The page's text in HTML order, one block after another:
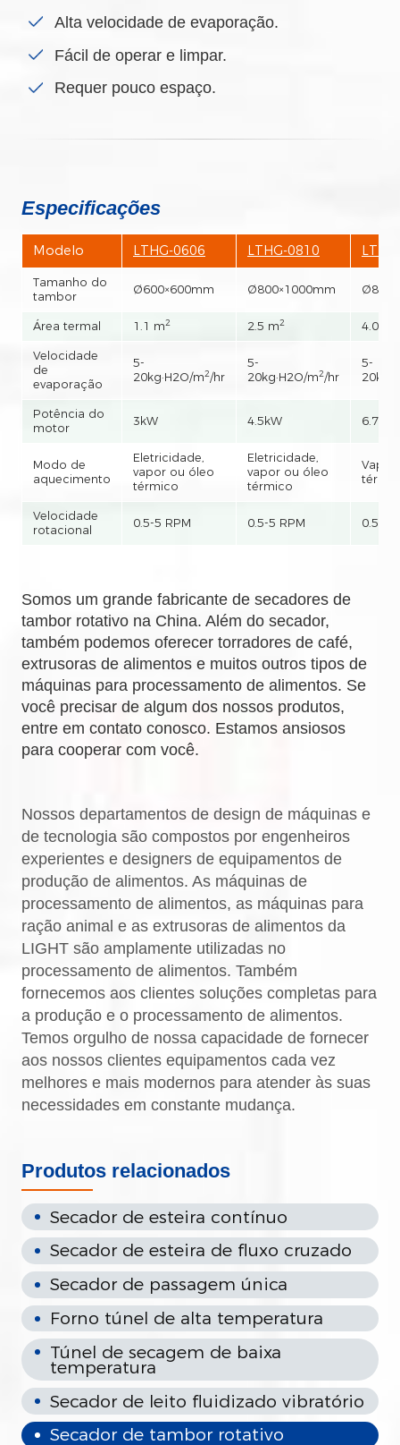
Alta velocidade de evaporação.
Fácil de operar e limpar.
Requer pouco espaço.
Especificações
Modelo LTHG-0606 LTHG-0810
Tamanho do
tambor
Ø600×600mm Ø800×1000mm
Área termal 1.1 m2 2.5 m2 4.0 m
Velocidade
de
evaporação
5-
20kg·H2O/m2/hr
5-
20kg·H2O/m2/hr
5-
Potência do
motor
3kW 4.5kW 6.7kW
Modo de
aquecimento
Eletricidade,
vapor ou óleo
térmico
Eletricidade,
vapor ou óleo
térmico
Vapor
Velocidade
rotacional
0.5-5 RPM 0.5-5 RPM 0.5-5
Somos um grande fabricante de secadores de
tambor rotativo na China. Além do secador,
também podemos oferecer torradores de café,
extrusoras de alimentos e muitos outros tipos de
máquinas para processamento de alimentos. Se
você precisar de algum dos nossos produtos,
entre em contato conosco. Estamos ansiosos
para cooperar com você.
Nossos departamentos de design de máquinas e
de tecnologia são compostos por engenheiros
experientes e designers de equipamentos de
produção de alimentos. As máquinas de
processamento de alimentos, as máquinas para
ração animal e as extrusoras de alimentos da
LIGHT são amplamente utilizadas no
processamento de alimentos. Também
fornecemos aos clientes soluções completas para
a produção e o processamento de alimentos.
Temos orgulho de nossa capacidade de fornecer
aos nossos clientes equipamentos cada vez
melhores e mais modernos para atender às suas
necessidades em constante mudança.
Produtos relacionados
Secador de esteira contínuo
Secador de esteira de fluxo cruzado
Secador de passagem única
Forno túnel de alta temperatura
Túnel de secagem de baixa
temperatura
Secador de leito fluidizado vibratório
Secador de tambor rotativo